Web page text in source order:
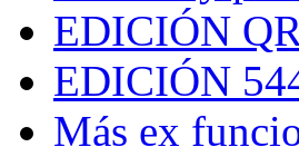
EDICIÓN
EDICIÓN
Más ex